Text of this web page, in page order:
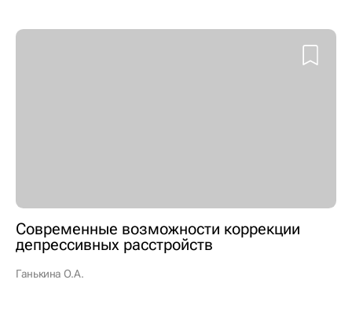
Современные возможности коррекции
депрессивных расстройств
Ганькина О.А.